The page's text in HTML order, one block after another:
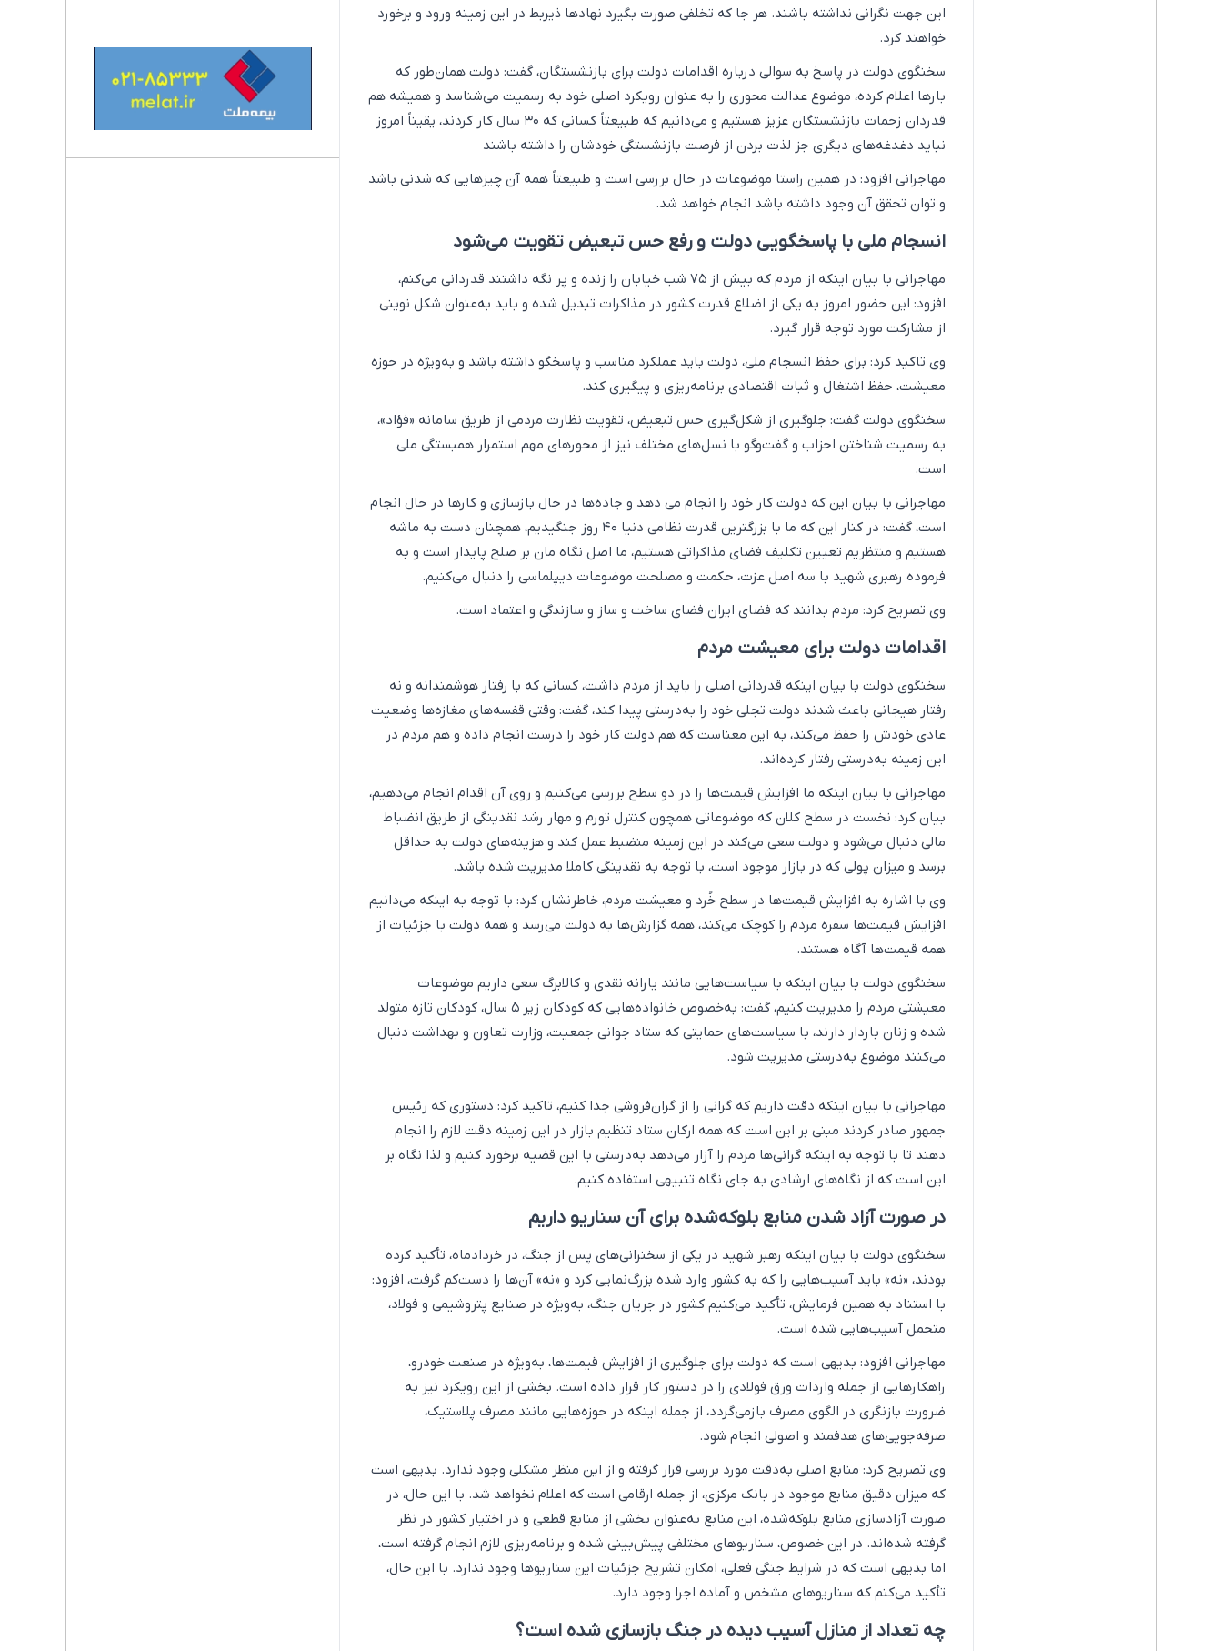
این جهت نگرانی نداشته باشند. هر جا که تخلفی صورت بگیرد نهادها ذیربط در این زمینه ورود و برخورد
خواهند کرد.
سخنگوی دولت در پاسخ به سوالی درباره اقدامات دولت برای بازنشستگان، گفت: دولت همان‌طور که
بارها اعلام کرده، موضوع عدالت محوری را به عنوان رویکرد اصلی خود به رسمیت می‌شناسد و همیشه هم
قدردان زحمات بازنشستگان عزیز هستیم و می‌دانیم که طبیعتاً کسانی که ۳۰ سال کار کردند، یقیناً امروز
نباید دغدغه‌های دیگری جز لذت بردن از فرصت بازنشستگی خودشان را داشته باشند
مهاجرانی افزود: در همین راستا موضوعات در حال بررسی است و طبیعتاً همه آن چیزهایی که شدنی باشد
و توان تحقق آن وجود داشته باشد انجام خواهد شد.
انسجام ملی با پاسخگویی دولت و رفع حس تبعیض تقویت می‌شود
مهاجرانی با بیان اینکه از مردم که بیش از ۷۵ شب خیابان را زنده و پر نگه داشتند قدردانی می‌کنم،
افزود: این حضور امروز به یکی از اضلاع قدرت کشور در مذاکرات تبدیل شده و باید به‌عنوان شکل نوینی
از مشارکت مورد توجه قرار گیرد.
وی تاکید کرد: برای حفظ انسجام ملی، دولت باید عملکرد مناسب و پاسخگو داشته باشد و به‌ویژه در حوزه
معیشت، حفظ اشتغال و ثبات اقتصادی برنامه‌ریزی و پیگیری کند.
سخنگوی دولت گفت: جلوگیری از شکل‌گیری حس تبعیض، تقویت نظارت مردمی از طریق سامانه «فؤاد»،
به رسمیت شناختن احزاب و گفت‌وگو با نسل‌های مختلف نیز از محورهای مهم استمرار همبستگی ملی
است.
مهاجرانی با بیان این که دولت کار خود را انجام می دهد و جاده‌ها در حال بازسازی و کارها در حال انجام
است، گفت: در کنار این که ما با بزرگترین قدرت نظامی دنیا ۴۰ روز جنگیدیم، همچنان دست به ماشه
هستیم و منتظریم تعیین تکلیف فضای مذاکراتی هستیم، ما اصل نگاه مان بر صلح پایدار است و به
فرموده رهبری شهید با سه اصل عزت، حکمت و مصلحت موضوعات دیپلماسی را دنبال می‌کنیم.
وی تصریح کرد: مردم بدانند که فضای ایران فضای ساخت و ساز و سازندگی و اعتماد است.
اقدامات دولت برای معیشت مردم
سخنگوی دولت با بیان اینکه قدردانی اصلی را باید از مردم داشت، کسانی که با رفتار هوشمندانه و نه
رفتار هیجانی باعث شدند دولت تجلی خود را به‌درستی پیدا کند، گفت: وقتی قفسه‌های مغازه‌ها وضعیت
عادی خودش را حفظ می‌کند، به این معناست که هم دولت کار خود را درست انجام داده و هم مردم در
این زمینه به‌درستی رفتار کرده‌اند.
مهاجرانی با بیان اینکه ما افزایش قیمت‌ها را در دو سطح بررسی می‌کنیم و روی آن اقدام انجام می‌دهیم،
بیان کرد: نخست در سطح کلان که موضوعاتی همچون کنترل تورم و مهار رشد نقدینگی از طریق انضباط
مالی دنبال می‌شود و دولت سعی می‌کند در این زمینه منضبط عمل کند و هزینه‌های دولت به حداقل
برسد و میزان پولی که در بازار موجود است، با توجه به نقدینگی کاملا مدیریت شده باشد.
وی با اشاره به افزایش قیمت‌ها در سطح خُرد و معیشت مردم، خاطرنشان کرد: با توجه به اینکه می‌دانیم
افزایش قیمت‌ها سفره مردم را کوچک می‌کند، همه گزارش‌ها به دولت می‌رسد و همه دولت با جزئیات از
همه قیمت‌ها آگاه هستند.
سخنگوی دولت با بیان اینکه با سیاست‌هایی مانند یارانه نقدی و کالابرگ سعی داریم موضوعات
معیشتی مردم را مدیریت کنیم، گفت: به‌خصوص خانواده‌هایی که کودکان زیر ۵ سال، کودکان تازه متولد
شده و زنان باردار دارند، با سیاست‌های حمایتی که ستاد جوانی جمعیت، وزارت تعاون و بهداشت دنبال
می‌کنند موضوع به‌درستی مدیریت شود.
مهاجرانی با بیان اینکه دقت داریم که گرانی را از گران‌فروشی جدا کنیم، تاکید کرد: دستوری که رئیس
جمهور صادر کردند مبنی بر این است که همه ارکان ستاد تنظیم بازار در این زمینه دقت لازم را انجام
دهند تا با توجه به اینکه گرانی‌ها مردم را آزار می‌دهد به‌درستی با این قضیه برخورد کنیم و لذا نگاه بر
این است که از نگاه‌های ارشادی به جای نگاه تنبیهی استفاده کنیم.
در صورت آزاد شدن منابع بلوکه‌شده برای آن سناریو داریم
سخنگوی دولت با بیان اینکه رهبر شهید در یکی از سخنرانی‌های پس از جنگ، در خردادماه، تأکید کرده
بودند، «نه» باید آسیب‌هایی را که به کشور وارد شده بزرگ‌نمایی کرد و «نه» آن‌ها را دست‌کم گرفت، افزود:
با استناد به همین فرمایش، تأکید می‌کنیم کشور در جریان جنگ، به‌ویژه در صنایع پتروشیمی و فولاد،
متحمل آسیب‌هایی شده است.
مهاجرانی افزود: بدیهی است که دولت برای جلوگیری از افزایش قیمت‌ها، به‌ویژه در صنعت خودرو،
راهکارهایی از جمله واردات ورق فولادی را در دستور کار قرار داده است. بخشی از این رویکرد نیز به
ضرورت بازنگری در الگوی مصرف بازمی‌گردد، از جمله اینکه در حوزه‌هایی مانند مصرف پلاستیک،
صرفه‌جویی‌های هدفمند و اصولی انجام شود.
وی تصریح کرد: منابع اصلی به‌دقت مورد بررسی قرار گرفته و از این منظر مشکلی وجود ندارد. بدیهی است
که میزان دقیق منابع موجود در بانک مرکزی، از جمله ارقامی است که اعلام نخواهد شد. با این حال، در
صورت آزادسازی منابع بلوکه‌شده، این منابع به‌عنوان بخشی از منابع قطعی و در اختیار کشور در نظر
گرفته شده‌اند. در این خصوص، سناریوهای مختلفی پیش‌بینی شده و برنامه‌ریزی لازم انجام گرفته است،
اما بدیهی است که در شرایط جنگی فعلی، امکان تشریح جزئیات این سناریوها وجود ندارد. با این حال،
تأکید می‌کنم که سناریوهای مشخص و آماده اجرا وجود دارد.
چه تعداد از منازل آسیب دیده در جنگ بازسازی شده است؟